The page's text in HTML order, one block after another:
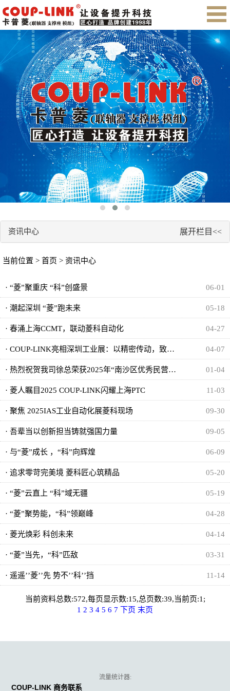
首页 关于我们 产品展示 售后服务
会员注册
资讯中心 展开栏目<<
当前位置 > 首页 > 资讯中心
· “菱”聚重庆 “科”创盛景 06-01
· 潮起深圳 “菱”跑未来 05-18
· 春涌上海CCMT，联动菱科自动化 04-27
· COUP-LINK亮相深圳工业展：以精密传动，致敬智造时代 04-07
· 热烈祝贺我司徐总荣获2025年“南沙区优秀民营企业家”称号 01-04
· 菱人瞩目2025 COUP-LINK闪耀上海PTC 11-03
· 聚焦 2025IAS工业自动化展菱科现场 09-30
· 吾辈当以创新担当铸就强国力量 09-05
· 与“菱”成长 ，“科”向辉煌 06-09
· 追求零苛完美境 菱科匠心筑精品 05-20
· “菱”云直上 “科”域无疆 05-19
· “菱”聚势能，“科”领巅峰 04-28
· 菱光焕彩 科创未来 04-14
· “菱”当先，“科”匹敌 03-31
· 遥遥’’菱’’先 势不’’科’’挡 11-14
当前资料总数:572,每页显示数:15,总页数:39,当前页:1;
1 2 3 4 5 6 7 下页 末页
流量统计器:
COUP-LINK 商务联系